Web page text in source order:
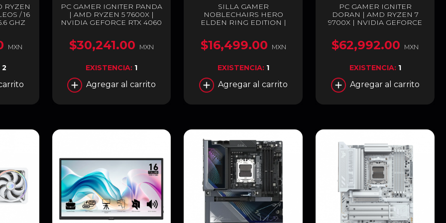
RYZEN
/ 16
GHZ
MXN
2
PC GAMER IGNITER PANDA
| AMD RYZEN 5 7600X |
NVIDIA GEFORCE RTX 4060
SSD 1TB M.2 | ENTREGA
INMEDIATA
$30,241.00 MXN
EXISTENCIA: 1
Agregar al carrito
SILLA GAMER
NOBLECHAIRS HERO
ELDEN RING EDITION |
LUMBAR INTEGRADO
AJUSTABLE |
REPOSABRAZOS 4D |
INCLINACIÓN DE HASTA 125
GRADOS | EDICIÓN
ESPECIAL | NEGRO /
DORADO | NBL-HRO-PU-
$16,499.00 MXN
EXISTENCIA: 1
Agregar al carrito
PC GAMER IGNITER
DORAN | AMD RYZEN 7
9700X | NVIDIA GEFORCE
ENTREGA INMEDIATA
$62,992.00 MXN
EXISTENCIA: 1
Agregar al carrito